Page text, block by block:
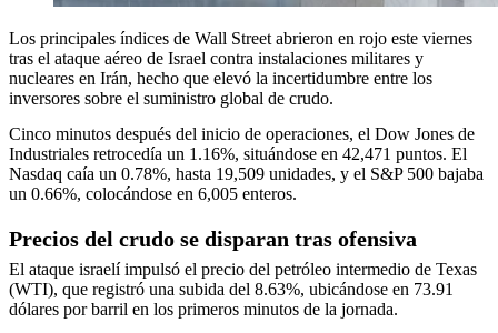
Los principales índices de Wall Street abrieron en rojo este viernes
tras el ataque aéreo de Israel contra instalaciones militares y
nucleares en Irán, hecho que elevó la incertidumbre entre los
inversores sobre el suministro global de crudo.
Cinco minutos después del inicio de operaciones, el Dow Jones de
Industriales retrocedía un 1.16%, situándose en 42,471 puntos. El
Nasdaq caía un 0.78%, hasta 19,509 unidades, y el S&P 500 bajaba
un 0.66%, colocándose en 6,005 enteros.
Precios del crudo se disparan tras ofensiva
El ataque israelí impulsó el precio del petróleo intermedio de Texas
(WTI), que registró una subida del 8.63%, ubicándose en 73.91
dólares por barril en los primeros minutos de la jornada.